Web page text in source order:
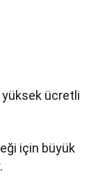
ücretli
için büyük